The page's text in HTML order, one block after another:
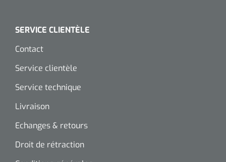
SERVICE CLIENTÈLE
Contact
Service clientèle
Service technique
Livraison
Echanges & retours
Droit de rétraction